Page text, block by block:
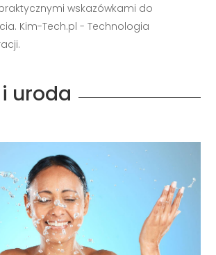
wskazówkami do
Kim-Tech.pl - Technologia
uroda